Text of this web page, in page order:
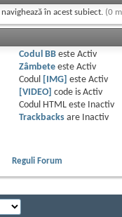
în acest subiect. (0
Codul BBeste Activ
Zâmbeteeste Activ
Codul
[IMG] este Activ
[VIDEO] code is Activ
Codul HTML este
Inactiv
Trackbacksare
Inactiv
Reguli Forum